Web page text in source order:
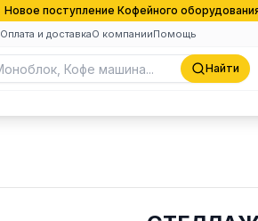
Новое поступление Кофейного
Оплата и доставкаО компанииПомощь
Найти